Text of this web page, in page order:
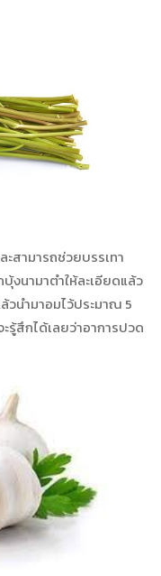
ามารถช่วยบรรเทา
งนามาตำให้ละเอียดแล้ว
นำมาอมไว้ประมาณ 5
รู้สึกได้เลยว่าอาการปวด